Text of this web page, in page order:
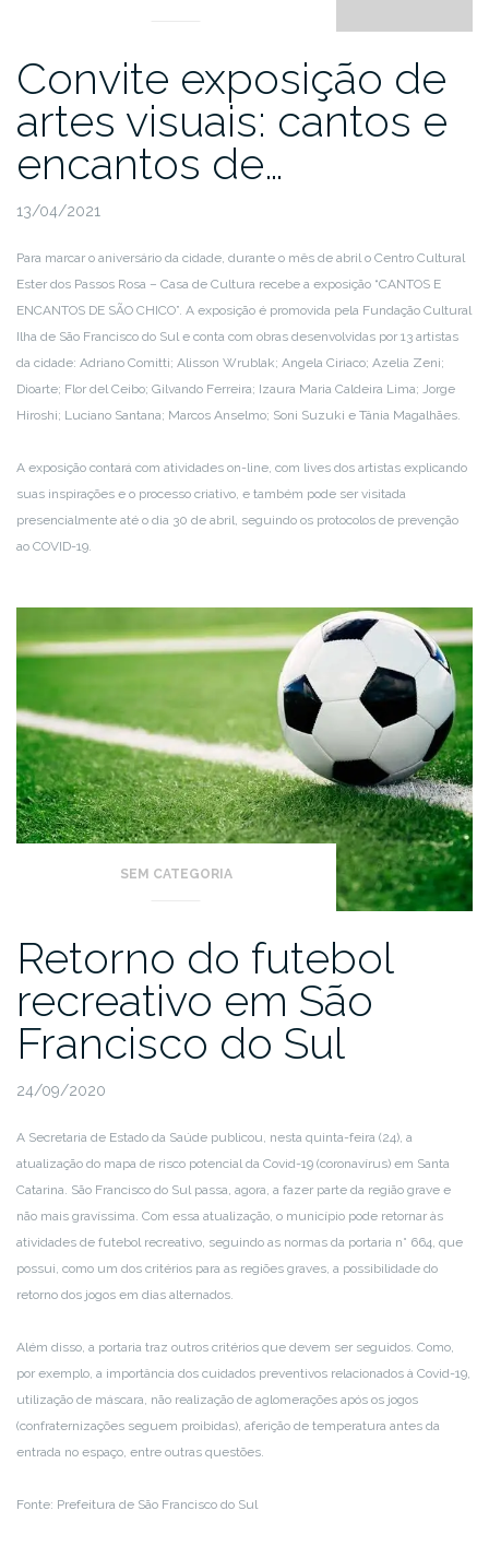
Convite exposição de
artes visuais: cantos e
encantos de…
13/04/2021
Para marcar o aniversário da cidade, durante o mês de abril o Centro Cultural
Ester dos Passos Rosa – Casa de Cultura recebe a exposição “CANTOS E
ENCANTOS DE SÃO CHICO”. A exposição é promovida pela Fundação Cultural
Ilha de São Francisco do Sul e conta com obras desenvolvidas por 13 artistas
da cidade: Adriano Comitti; Alisson Wrublak; Angela Ciriaco; Azelia Zeni;
Dioarte; Flor del Ceibo; Gilvando Ferreira; Izaura Maria Caldeira Lima; Jorge
Hiroshi; Luciano Santana; Marcos Anselmo; Soni Suzuki e Tânia Magalhães.
A exposição contará com atividades on-line, com lives dos artistas explicando
suas inspirações e o processo criativo, e também pode ser visitada
presencialmente até o dia 30 de abril, seguindo os protocolos de prevenção
ao COVID-19.
SEM CATEGORIA
Retorno do futebol
recreativo em São
Francisco do Sul
24/09/2020
A Secretaria de Estado da Saúde publicou, nesta quinta-feira (24), a
atualização do mapa de risco potencial da Covid-19 (coronavírus) em Santa
Catarina. São Francisco do Sul passa, agora, a fazer parte da região grave e
não mais gravíssima. Com essa atualização, o município pode retornar às
atividades de futebol recreativo, seguindo as normas da portaria n° 664, que
possui, como um dos critérios para as regiões graves, a possibilidade do
retorno dos jogos em dias alternados.
Além disso, a portaria traz outros critérios que devem ser seguidos. Como,
por exemplo, a importância dos cuidados preventivos relacionados à Covid-19,
utilização de máscara, não realização de aglomerações após os jogos
(confraternizações seguem proibidas), aferição de temperatura antes da
entrada no espaço, entre outras questões.
Fonte: Prefeitura de São Francisco do Sul